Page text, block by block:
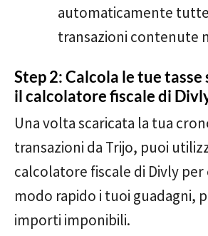
automaticamente
transazioni contenute
Step 2: Calcola le tue tasse
il calcolatore fiscale di
Una volta scaricata la tua
transazioni da Trijo, puoi
calcolatore fiscale di Divly per
modo rapido i tuoi guadagni,
importi imponibili.